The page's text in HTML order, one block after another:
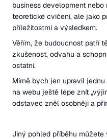
business development
teoretické cvičení, ale jako
příležitostmi a výsledkem.
Věřím, že budoucnost patří
zkušenost, odvahu a
ostatní.
Mírně bych jen upravil
na webu ještě lépe znít
odstavec zněl osobněji a
Jiný pohled příběhu můžete